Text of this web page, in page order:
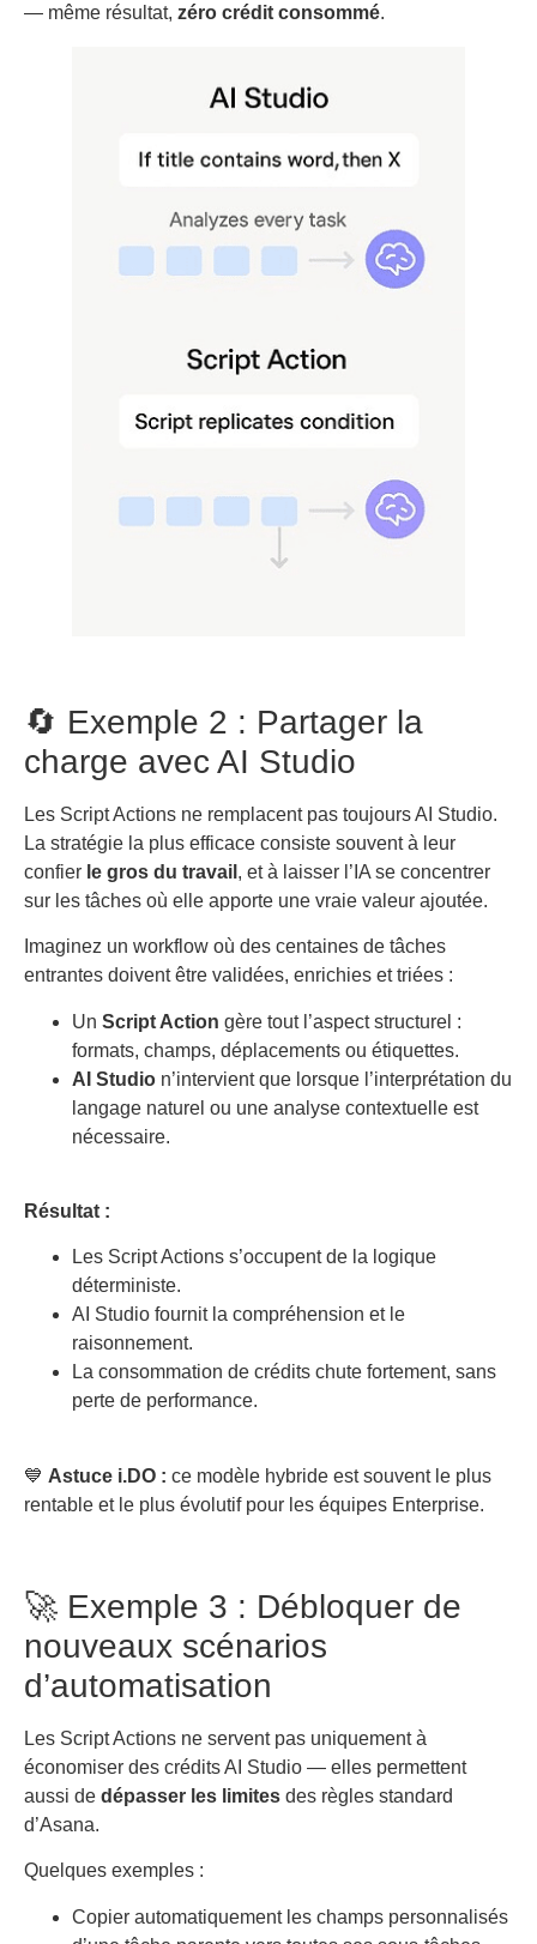
— même résultat, zéro crédit consommé.
🔄 Exemple 2 : Partager la
charge avec AI Studio
Les Script Actions ne remplacent pas toujours AI Studio.
La stratégie la plus efficace consiste souvent à leur
confier le gros du travail , et à laisser l’IA se concentrer
sur les tâches où elle apporte une vraie valeur ajoutée.
Imaginez un workflow où des centaines de tâches
entrantes doivent être validées, enrichies et triées :
Un Script Action gère tout l’aspect structurel :
formats, champs, déplacements ou étiquettes.
AI Studio n’intervient que lorsque l’interprétation du
langage naturel ou une analyse contextuelle est
nécessaire.
Résultat :
Les Script Actions s’occupent de la logique
déterministe.
AI Studio fournit la compréhension et le
raisonnement.
La consommation de crédits chute fortement, sans
perte de performance.
💙 Astuce i.DO : ce modèle hybride est souvent le plus
rentable et le plus évolutif pour les équipes Enterprise.
🚀 Exemple 3 : Débloquer de
nouveaux scénarios
d’automatisation
Les Script Actions ne servent pas uniquement à
économiser des crédits AI Studio — elles permettent
aussi de dépasser les limites des règles standard
d’Asana.
Quelques exemples :
Copier automatiquement les champs personnalisés